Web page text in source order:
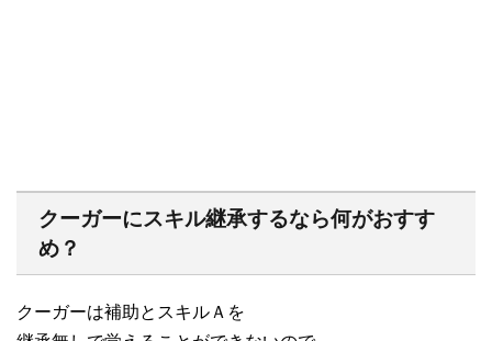
クーガーにスキル継承するなら何がおすす
め？
クーガーは補助とスキルＡを